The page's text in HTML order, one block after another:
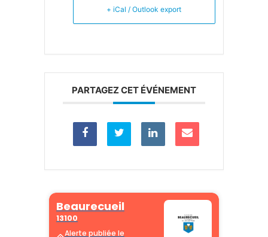
+ iCal / Outlook export
PARTAGEZ CET ÉVÉNEMENT